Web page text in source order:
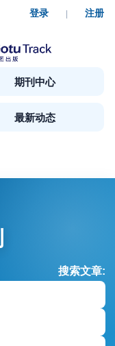
登录 | 注册
期刊中心
最新动态
搜索文章: